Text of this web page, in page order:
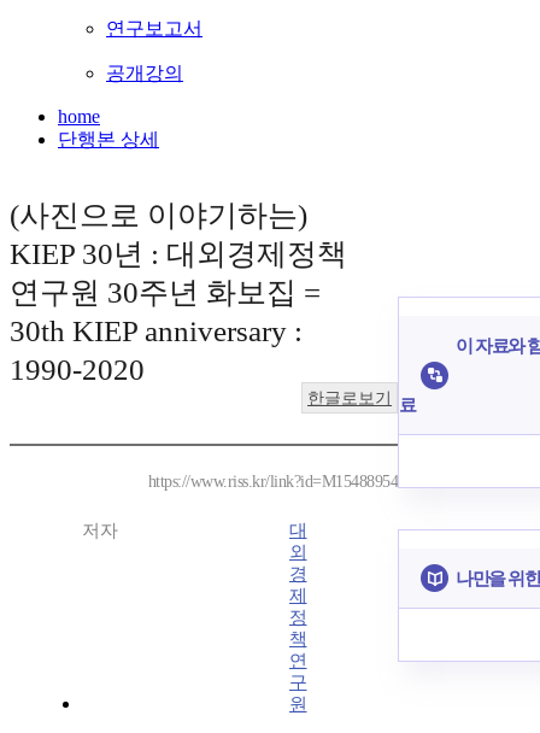
연구보고서
공개강의
home
단행본 상세
(사진으로 이야기하는)
KIEP 30년 : 대외경제정책
연구원 30주년 화보집 =
30th KIEP anniversary :
1990-2020
한글로보기
https://www.riss.kr/link?id=M15488954
저자
대
외
경
제
정
책
연
구
원
이 자료와
료
나만을 위